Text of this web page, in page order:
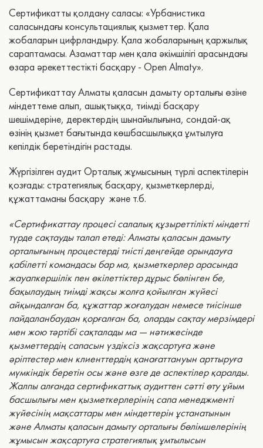
Сертификатты қолдану саласы: «Урбанистика
саласындағы консультациялық қызметтер. Қала
жобаларын цифрландыру. Қала жобаларының қаржылық
сараптамасы. Азаматтар мен қала әкімшілігі арасындағы
өзара әрекеттестікті басқару - Open Almaty».
Сертификаттау Алматы қаласын дамыту орталығы өзіне
міндеттеме алып, ашықтыққа, тиімді басқару
шешімдеріне, деректердің шынайылығына, сондай-ақ
өзінің қызмет бағытында көшбасшылыққа ұмтылуға
кепілдік беретіндігін растады.
Жүргізілген аудит Орталық жұмысының түрлі аспектілерін
қозғады: стратегиялық басқару, қызметкерлерді,
құжаттаманы басқару және т.б.
«Сертификаттау процесі салалық құзыреттілікті міндетті
түрде сақтауды талап етеді: Алматы қаласын дамыту
орталығының процестерді тиісті деңгейде орындауға
қабілетті командасы бар ма, қызметкерлер арасында
жауапкершілік пен өкілеттіктер дұрыс бөлінген бе,
бақылаудың тиімді жақсы жолға қойылған жүйесі
айқындалған ба, құжаттар жоғалудан немесе тиісінше
пайдаланбаудан қорғалған ба, оларды сақтау мерзімдері
мен жою тәртібі сақталады ма — нәтижесінде
қызметтердің сапасын үздіксіз жақсартуға және
әріптестер мен клиенттердің қанағаттануын арттыруға
мүмкіндік беретін осы және өзге де аспектілер қаралды.
Жалпы алғанда сертификаттық аудиттен сәтті өту ұйым
басшылығы мен қызметкерлерінің сапа менеджменті
жүйесінің мақсаттары мен міндеттерін ұстанатынын
және Алматы қаласын дамыту орталығы бөлімшелерінің
жұмысын жақсартуға стратегиялық ұмтылысын